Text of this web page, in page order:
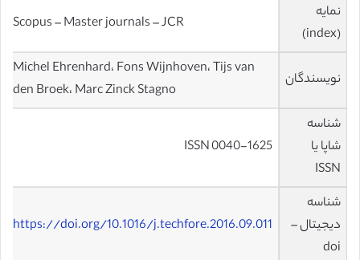
نمایه
(index)
Scopus – Master journals – JCR
نویسندگان
Michel Ehrenhard، Fons Wijnhoven، Tijs van
den Broek، Marc Zinck Stagno
شناسه
شاپا یا
ISSN
ISSN 0040-1625
شناسه
دیجیتال –
doi
https://doi.org/10.1016/j.techfore.2016.09.011